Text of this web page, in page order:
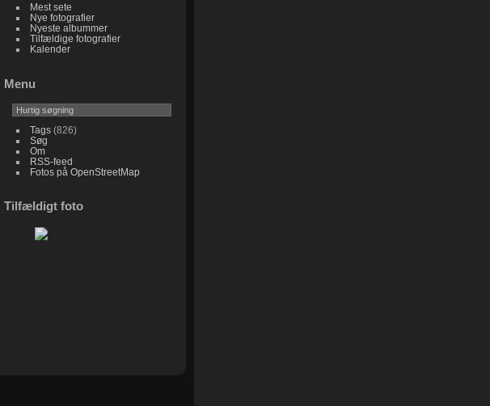
Mest sete
Nye fotografier
Nyeste albummer
Tilfældige fotografier
Kalender
Menu
Tags(826)
Søg
Om
RSS-feed
Fotos på OpenStreetMap
Tilfældigt foto